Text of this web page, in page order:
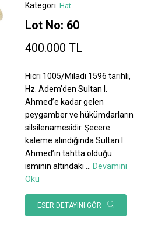
Kategori: Hat
Lot No: 60
400.000 TL
Hicri 1005/Miladi 1596 tarihli,
Hz. Adem’den Sultan I.
Ahmed’e kadar gelen
peygamber ve hükümdarların
silsilenamesidir. Şecere
kaleme alındığında Sultan I.
Ahmed’in tahtta olduğu
isminin altındaki
Devamını
Oku
ESER DETAYINI GÖR